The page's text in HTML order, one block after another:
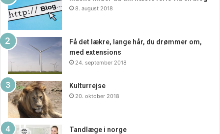
8. august 2018
Få det lækre, lange hår, du drømmer om,
med extensions
24. september 2018
Kulturrejse
20. oktober 2018
Tandlæge i norge